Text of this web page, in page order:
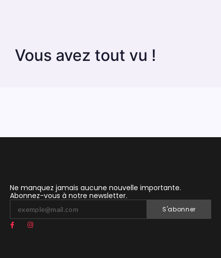
Vous avez tout vu !
Ne manquez jamais aucune nouvelle importante.
Abonnez-vous à notre newsletter.
S'abonner